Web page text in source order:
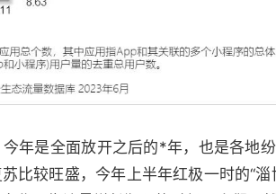
年是全面放开之后的*年，也是各地
比较旺盛，今年上半年红极一时的“